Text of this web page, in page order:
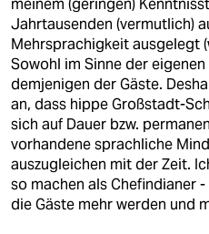
meinem (geringen)
Jahrtausenden (vermutlich)
Mehrsprachigkeit ausgelegt
Sowohl im Sinne der
demjenigen der Gäste.
an, dass hippe Großstadt-
sich auf Dauer bzw.
vorhandene sprachliche
auszugleichen mit der Zeit.
so machen als Chefindianer
die Gäste mehr werden und